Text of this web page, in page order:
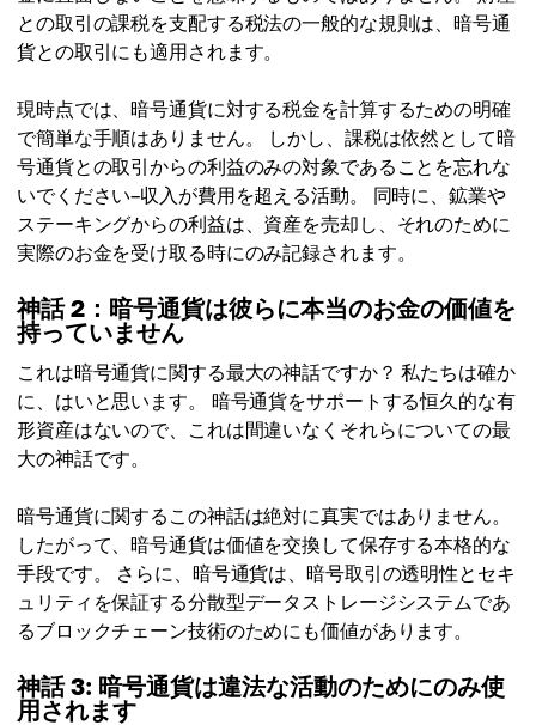
との取引の課税を支配する税法の一般的な規則は、暗号通
貨との取引にも適用されます。
現時点では、暗号通貨に対する税金を計算するための明確
で簡単な手順はありません。 しかし、課税は依然として暗
号通貨との取引からの利益のみの対象であることを忘れな
いでください–収入が費用を超える活動。 同時に、鉱業や
ステーキングからの利益は、資産を売却し、それのために
実際のお金を受け取る時にのみ記録されます。
神話 2：暗号通貨は彼らに本当のお金の価値を
持っていません
これは暗号通貨に関する最大の神話ですか？ 私たちは確か
に、はいと思います。 暗号通貨をサポートする恒久的な有
形資産はないので、これは間違いなくそれらについての最
大の神話です。
暗号通貨に関するこの神話は絶対に真実ではありません。
したがって、暗号通貨は価値を交換して保存する本格的な
手段です。 さらに、暗号通貨は、暗号取引の透明性とセキ
ュリティを保証する分散型データストレージシステムであ
るブロックチェーン技術のためにも価値があります。
神話 3: 暗号通貨は違法な活動のためにのみ使
用されます